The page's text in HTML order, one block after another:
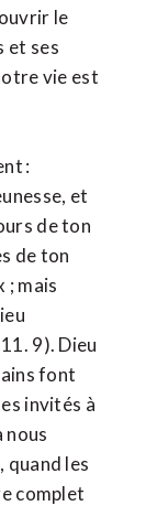
le
et ses
vie est
:
et
de ton
de ton
; mais
9). Dieu
font
invités à
nous
quand les
complet